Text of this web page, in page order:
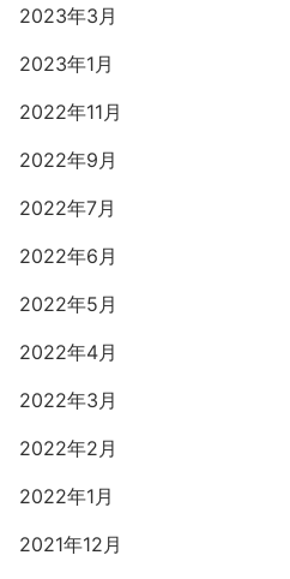
2023年3月
2023年1月
2022年11月
2022年9月
2022年7月
2022年6月
2022年5月
2022年4月
2022年3月
2022年2月
2022年1月
2021年12月